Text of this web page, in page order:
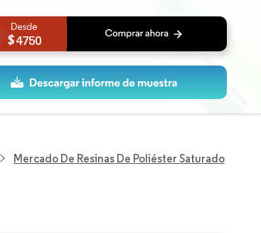
4750
Mercado De Resinas De Poliéster Saturado